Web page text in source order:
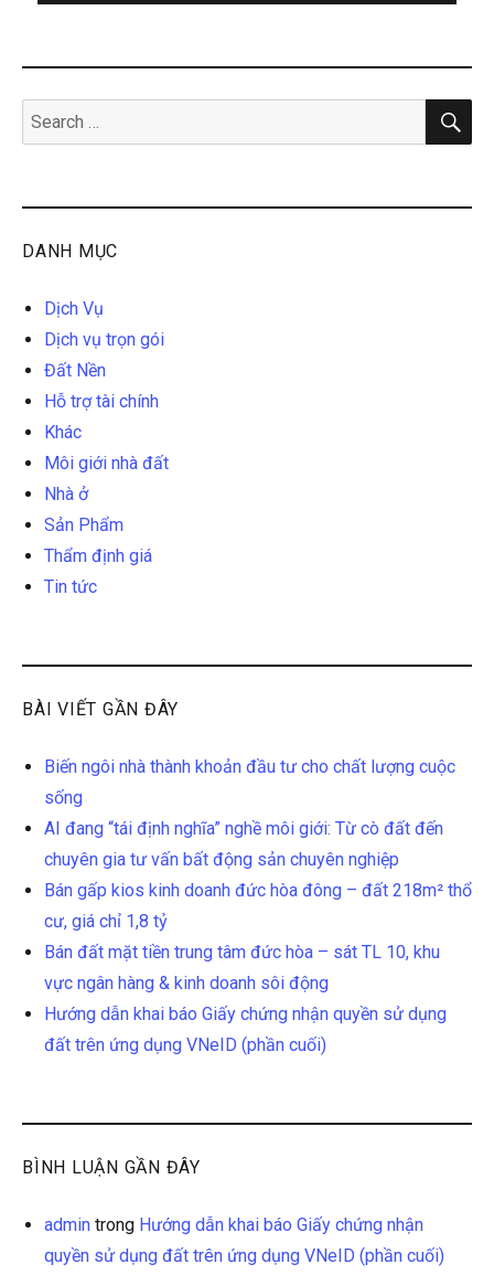
Search
for:
DANH MỤC
Dịch Vụ
Dịch vụ trọn gói
Đất Nền
Hỗ trợ tài chính
Khác
Môi giới nhà đất
Nhà ở
Sản Phẩm
Thẩm định giá
Tin tức
BÀI VIẾT GẦN ĐÂY
Biến ngôi nhà thành khoản đầu tư cho chất lượng cuộc
sống
AI đang “tái định nghĩa” nghề môi giới: Từ cò đất đến
chuyên gia tư vấn bất động sản chuyên nghiệp
Bán gấp kios kinh doanh đức hòa đông – đất 218m² thổ
cư, giá chỉ 1,8 tỷ
Bán đất mặt tiền trung tâm đức hòa – sát TL 10, khu
vực ngân hàng & kinh doanh sôi động
Hướng dẫn khai báo Giấy chứng nhận quyền sử dụng
đất trên ứng dụng VNeID (phần cuối)
BÌNH LUẬN GẦN ĐÂY
admin trong Hướng dẫn khai báo Giấy chứng nhận
quyền sử dụng đất trên ứng dụng VNeID (phần cuối)